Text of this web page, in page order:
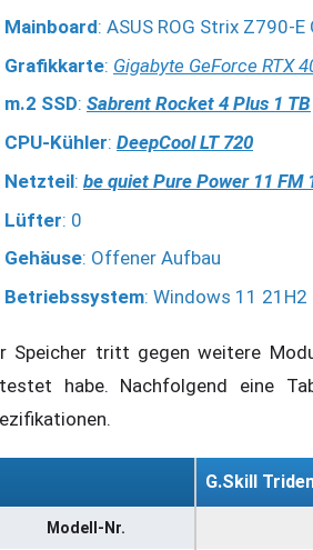
Mainboard: ASUS ROG Strix Z790-
Grafikkarte: Gigabyte GeForce RTX
m.2 SSD: Sabrent Rocket 4 Plus 1 TB
CPU-Kühler: DeepCool LT 720
Netzteil: be quiet Pure Power 11 FM
Lüfter: 0
Gehäuse: Offener Aufbau
Betriebssystem: Windows 11 21H2
Speicher tritt gegen weitere
habe. Nachfolgend eine
G.Skill
Modell-Nr.